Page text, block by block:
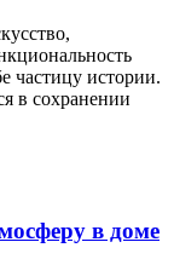
частицу истории.
в сохранении
в доме